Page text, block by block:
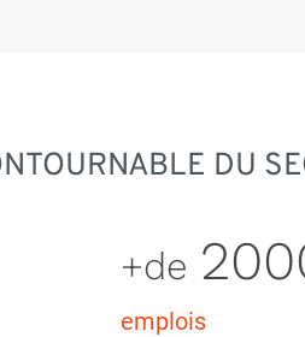
DU
+de
emplois